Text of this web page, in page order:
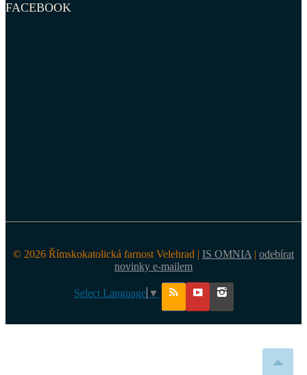
FACEBOOK
© 2026 Římskokatolická farnost Velehrad | IS OMNIA | odebírat
novinky e-mailem
Select Language ▼